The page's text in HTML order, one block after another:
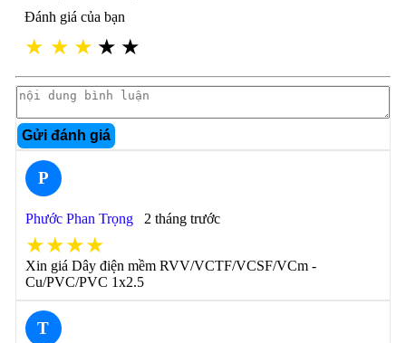
Đánh giá của bạn
★ ★ ★ ★ ★
Gửi đánh giá
P
Phước Phan Trọng 2 tháng trước
★★★★
Xin giá Dây điện mềm RVV/VCTF/VCSF/VCm -
Cu/PVC/PVC 1x2.5
T